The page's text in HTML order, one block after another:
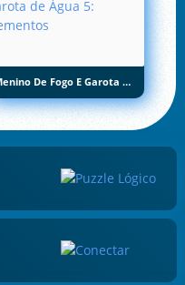
Menino De Fogo E Garota De Água 5: Elementos